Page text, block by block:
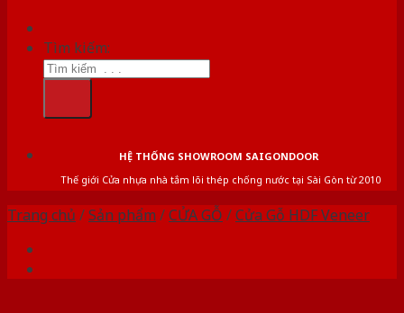
Tìm kiếm:
HỆ THỐNG SHOWROOM SAIGONDOOR
Thế giới Cửa nhựa nhà tắm lõi thép chống nước tại Sài Gòn từ 2010
Trang chủ /Sản phẩm /CỬA GỖ /Cửa Gỗ HDF Veneer